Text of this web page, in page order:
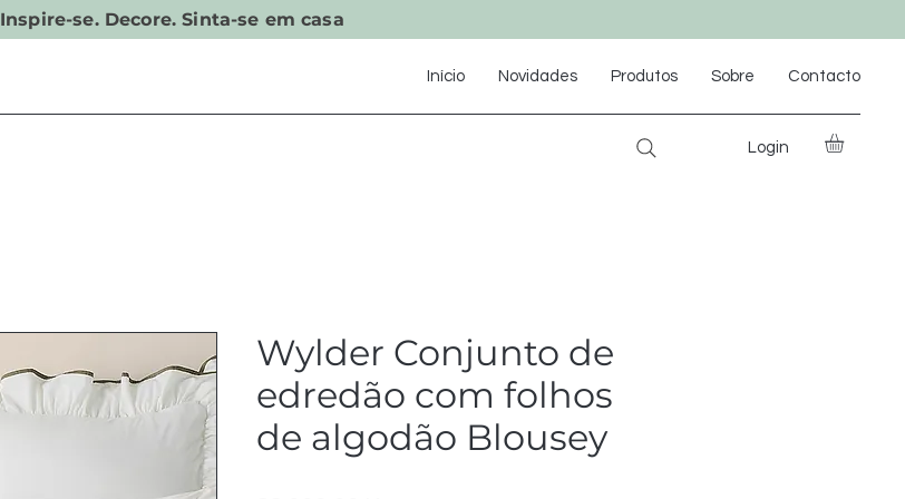
Inspire-se. Decore. Sinta-se em casa
Início Novidades Produtos Sobre Contacto
Login
Wylder Conjunto de
edredão com folhos
de algodão Blousey